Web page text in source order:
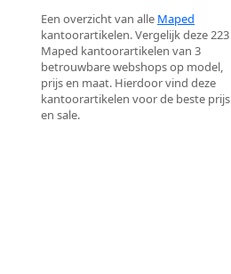
Een overzicht van alle Maped
kantoorartikelen. Vergelijk deze 223
Maped kantoorartikelen van 3
betrouwbare webshops op model,
prijs en maat. Hierdoor vind deze
kantoorartikelen voor de beste prijs
en sale.